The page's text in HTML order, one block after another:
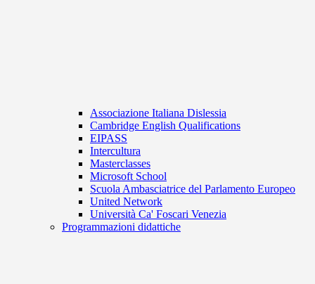
Associazione Italiana Dislessia
Cambridge English Qualifications
EIPASS
Intercultura
Masterclasses
Microsoft School
Scuola Ambasciatrice del Parlamento Europeo
United Network
Università Ca' Foscari Venezia
Programmazioni didattiche